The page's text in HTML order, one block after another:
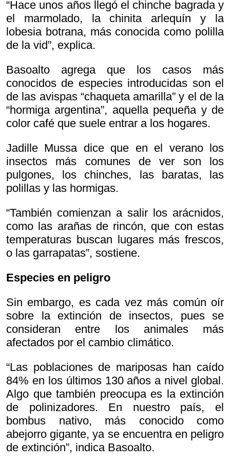
“Hace unos años llegó el chinche bagrada y
el marmolado, la chinita arlequín y la
lobesia botrana, más conocida como polilla
de la vid”, explica.
Basoalto agrega que los casos más
conocidos de especies introducidas son el
de las avispas “chaqueta amarilla” y el de la
“hormiga argentina”, aquella pequeña y de
color café que suele entrar a los hogares.
Jadille Mussa dice que en el verano los
insectos más comunes de ver son los
pulgones, los chinches, las baratas, las
polillas y las hormigas.
“También comienzan a salir los arácnidos,
como las arañas de rincón, que con estas
temperaturas buscan lugares más frescos,
o las garrapatas”, sostiene.
Especies en peligro
Sin embargo, es cada vez más común oír
sobre la extinción de insectos, pues se
consideran entre los animales más
afectados por el cambio climático.
“Las poblaciones de mariposas han caído
84% en los últimos 130 años a nivel global.
Algo que también preocupa es la extinción
de polinizadores. En nuestro país, el
bombus nativo, más conocido como
abejorro gigante, ya se encuentra en peligro
de extinción”, indica Basoalto.